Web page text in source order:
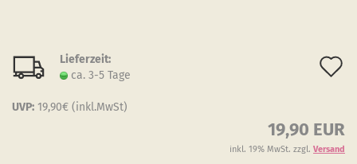
Lieferzeit:
ca. 3-5 Tage
UVP: 19,90€ (inkl.MwSt)
19,90 EUR
inkl. 19% MwSt. zzgl. Versand